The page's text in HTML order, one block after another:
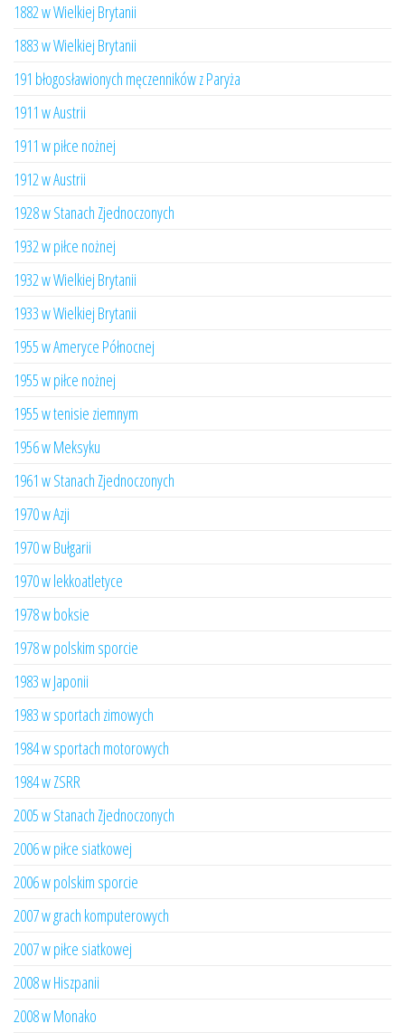
1882 w Wielkiej Brytanii
1883 w Wielkiej Brytanii
191 błogosławionych męczenników z Paryża
1911 w Austrii
1911 w piłce nożnej
1912 w Austrii
1928 w Stanach Zjednoczonych
1932 w piłce nożnej
1932 w Wielkiej Brytanii
1933 w Wielkiej Brytanii
1955 w Ameryce Północnej
1955 w piłce nożnej
1955 w tenisie ziemnym
1956 w Meksyku
1961 w Stanach Zjednoczonych
1970 w Azji
1970 w Bułgarii
1970 w lekkoatletyce
1978 w boksie
1978 w polskim sporcie
1983 w Japonii
1983 w sportach zimowych
1984 w sportach motorowych
1984 w ZSRR
2005 w Stanach Zjednoczonych
2006 w piłce siatkowej
2006 w polskim sporcie
2007 w grach komputerowych
2007 w piłce siatkowej
2008 w Hiszpanii
2008 w Monako